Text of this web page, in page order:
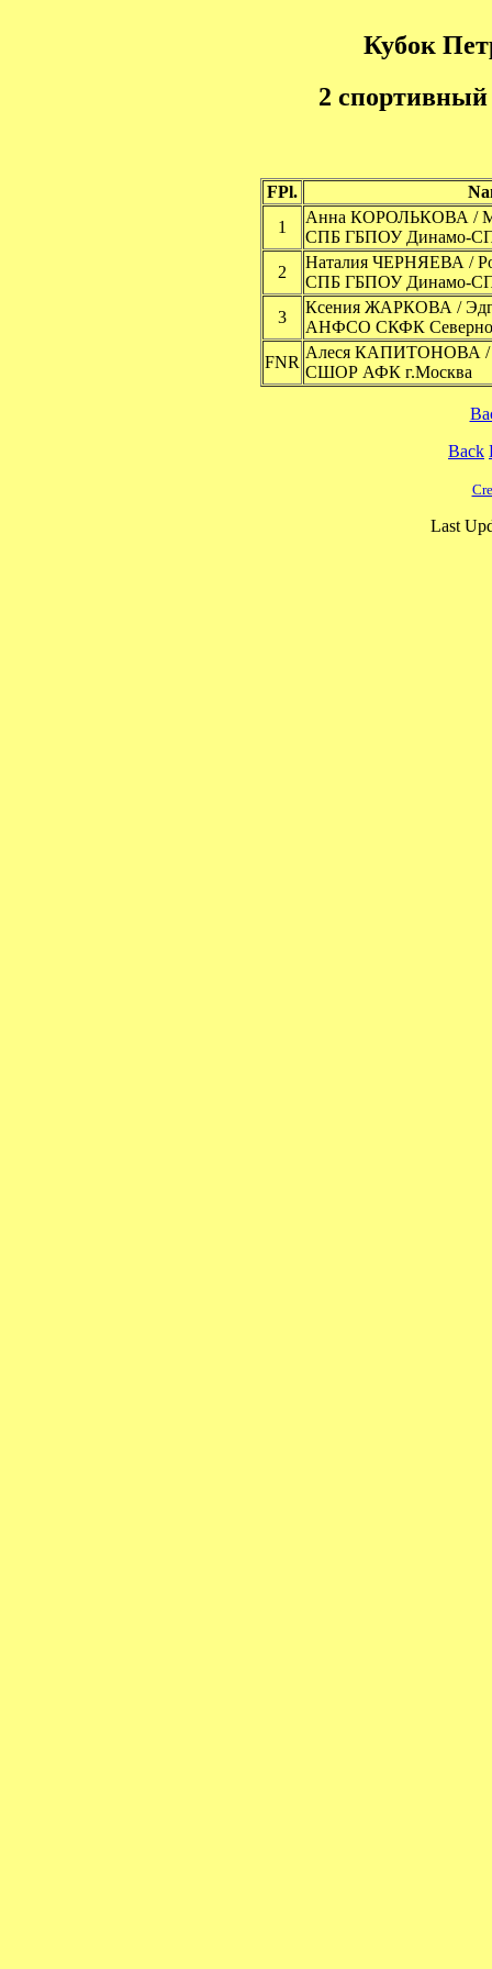
Кубок
2
FPl.
1
Анна КОРОЛЬКОВА /
СПБ ГБПОУ Динамо-
2
Наталия ЧЕРНЯЕВА /
СПБ ГБПОУ Динамо-
3
Ксения ЖАРКОВА /
АНФСО СКФК
FNR
Алеся КАПИТОНОВА /
СШОР АФК г.Москва
Back
Last